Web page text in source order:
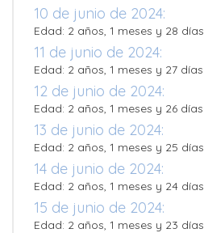
10 de junio de 2024:
Edad: 2 años, 1 meses y 28 días
11 de junio de 2024:
Edad: 2 años, 1 meses y 27 días
12 de junio de 2024:
Edad: 2 años, 1 meses y 26 días
13 de junio de 2024:
Edad: 2 años, 1 meses y 25 días
14 de junio de 2024:
Edad: 2 años, 1 meses y 24 días
15 de junio de 2024:
Edad: 2 años, 1 meses y 23 días